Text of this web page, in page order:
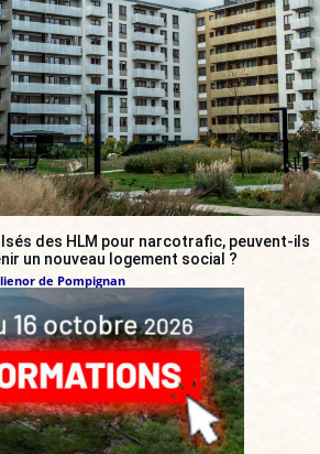
des HLM pour narcotrafic, peuvent-ils
un nouveau logement social ?
de Pompignan